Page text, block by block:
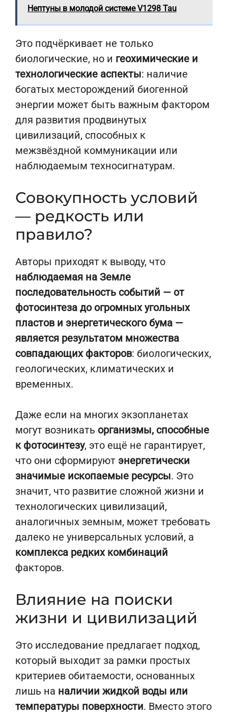
Нептуны в молодой системе V1298 Tau
Это подчёркивает не только
биологические, но и геохимические и
технологические аспекты: наличие
богатых месторождений биогенной
энергии может быть важным фактором
для развития продвинутых
цивилизаций, способных к
межзвёздной коммуникации или
наблюдаемым техносигнатурам.
Совокупность условий
— редкость или
правило?
Авторы приходят к выводу, что
наблюдаемая на Земле
последовательность событий — от
фотосинтеза до огромных угольных
пластов и энергетического бума —
является результатом множества
совпадающих факторов: биологических,
геологических, климатических и
временных.
Даже если на многих экзопланетах
могут возникать организмы, способные
к фотосинтезу, это ещё не гарантирует,
что они сформируют энергетически
значимые ископаемые ресурсы. Это
значит, что развитие сложной жизни и
технологических цивилизаций,
аналогичных земным, может требовать
далеко не универсальных условий, а
комплекса редких комбинаций
факторов.
Влияние на поиски
жизни и цивилизаций
Это исследование предлагает подход,
который выходит за рамки простых
критериев обитаемости, основанных
лишь на наличии жидкой воды или
температуры поверхности. Вместо этого